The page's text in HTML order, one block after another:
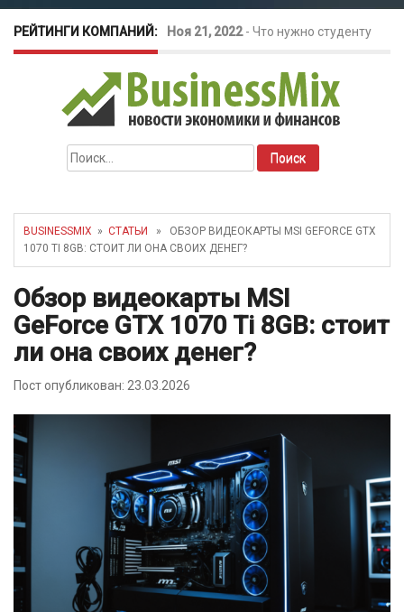
РЕЙТИНГИ КОМПАНИЙ: Ноя 21, 2022- Что нужно студенту
для открытия бизнеса?
Окт 26, 2022-Телефония для
amoCRM: лучшие инструменты для
бизнеса
Май 16, 2022
как защитить свой бизнес?
Найти:
BUSINESSMIX » СТАТЬИ
» ОБЗОР ВИДЕОКАРТЫ MSI GEFORCE GTX
1070 TI 8GB: СТОИТ ЛИ ОНА СВОИХ ДЕНЕГ?
Обзор видеокарты MSI
GeForce GTX 1070 Ti 8GB: стоит
ли она своих денег?
Пост опубликован: 23.03.2026